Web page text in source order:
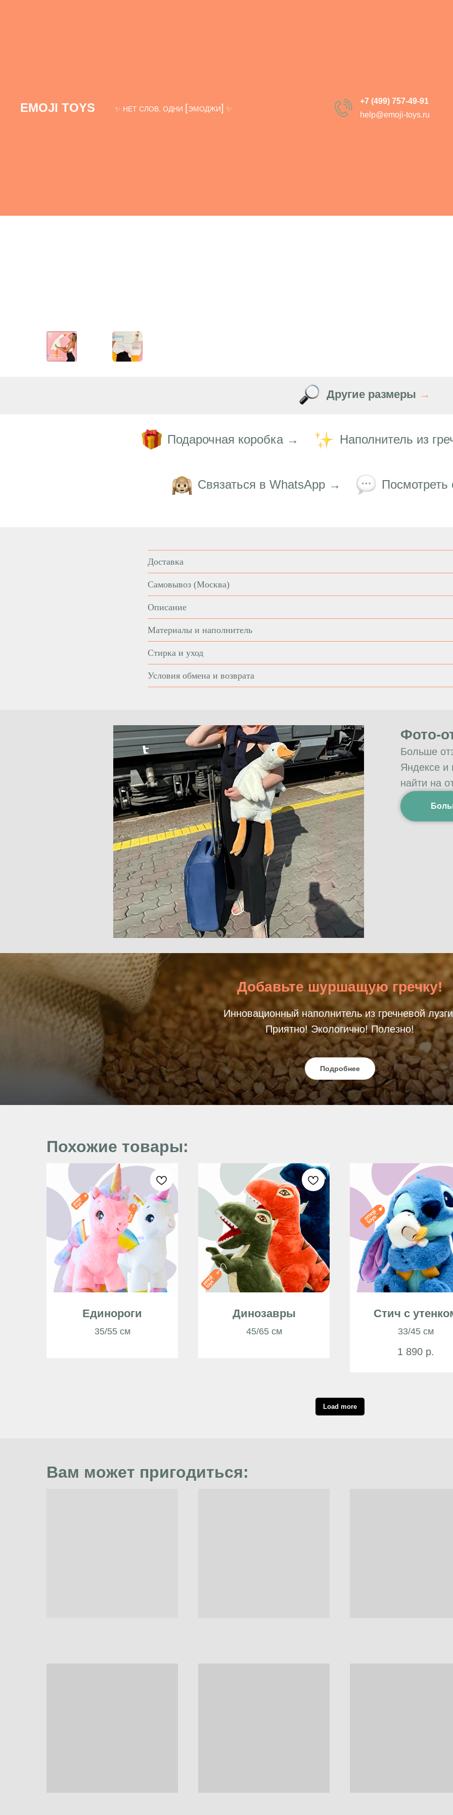
EMOJI TOYS ✨ НЕТ СЛОВ, ОДНИ [ЭМОДЖИ] ✨
+7 (499) 757-49-91
help@emoji-toys.ru
1 290 р. 1 890
Другие размеры →
Подарочная коробка → Наполнитель из
Связаться в WhatsApp →
Доставка
Самовывоз (Москва)
Описание
Материалы и наполнитель
Стирка и уход
Условия обмена и возврата
Фото-
Больше
Яндексе и
найти на
Добавьте шуршащую гречку!
Инновационный наполнитель из гречневой
Приятно! Экологично! Полезно!
Подробнее
Похожие товары:
Единороги
35/55 см
Динозавры
45/65 см
Стич с
33/45 см
1 890 р.
Load more
Вам может пригодиться: